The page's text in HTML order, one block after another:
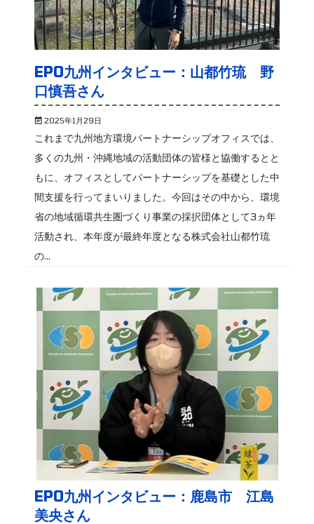
EPO九州インタビュー：山都竹琉 野
口慎吾さん
2025年1月29日
これまで九州地方環境パートナーシップオフィスでは、
多くの九州・沖縄地域の活動団体の皆様と協働するとと
もに、オフィスとしてパートナーシップを基礎とした中
間支援を行ってまいりました。今回はその中から、環境
省の地域循環共生圏づくり事業の採択団体として3ヵ年
活動され、本年度が最終年度となる株式会社山都竹琉
の...
EPO九州インタビュー：鹿島市 江島
美央さん